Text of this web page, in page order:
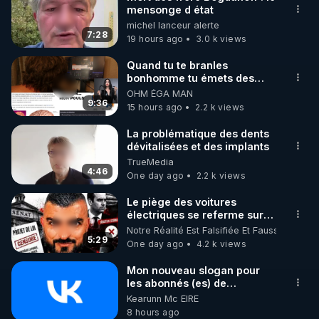
🌱 INSTAGRAM
https://www.instagram.com/rdlr_thierrycasasnovas/
http://rgnr.li/instagram
🌱 LA NEWSLETTER
Pour ne pas rater l’actualité RGNR (stages,
http://rgnr.li/news
🌱 VIDÉOS NON CENSURÉES SUR ODYSEE
Toutes les vidéos Youtube sont aussi sur la
http://rgnr.li/odysee
🌱 LES STAGES EN PRÉSENTIEL
http://rgnr.li/stages
7:28
mensonge d état
michel lanceur alerte
19 hours ago
3.0 k views
9:36
Quand tu te branles
bonhomme tu émets des
ondes ils ont juste omis de
t'expliquer
OHM ÉGA MAN
15 hours ago
2.2 k views
4:46
La problématique des dents
dévitalisées et des implants
TrueMedia
One day ago
2.2 k views
5:29
Le piège des voitures
électriques se referme sur
les usagers !
Notre Réalité Est Falsifiée Et Fausse
One day ago
4.2 k views
Mon nouveau slogan pour
les abonnés (es) de
CrowdBunker : "La gratuité,
c'est pour vous. Le travail,
Kearunn Mc EIRE
8 hours ago